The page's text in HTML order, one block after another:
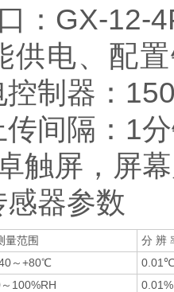
：GX-12-
供电、配
制器：
间隔：1
触屏，屏
器参数
量范围
分 辨
～+80℃
0.01℃
100%RH